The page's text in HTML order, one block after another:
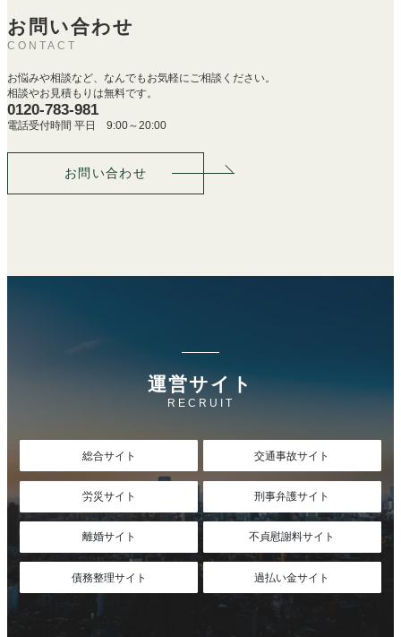
お問い合わせ
CONTACT
お悩みや相談など、なんでもお気軽にご相談ください。
相談やお見積もりは無料です。
0120-783-981
電話受付時間 平日 9:00～20:00
お問い合わせ
運営サイト
RECRUIT
総合サイト 交通事故サイト
労災サイト 刑事弁護サイト
離婚サイト 不貞慰謝料サイト
債務整理サイト 過払い金サイト